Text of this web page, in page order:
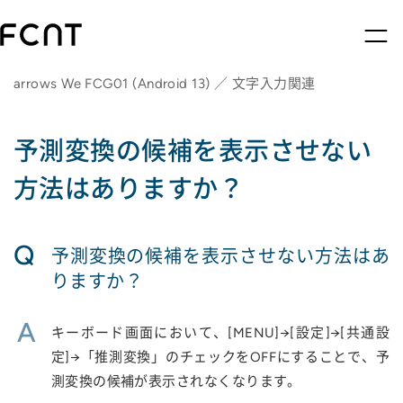
arrows We FCG01 (Android 13) ／ 文字入力関連
予測変換の候補を表示させない
方法はありますか？
Q
予測変換の候補を表示させない方法はあ
りますか？
A
キーボード画面において、[MENU]→[設定]→[共通設
定]→「推測変換」のチェックをOFFにすることで、予
測変換の候補が表示されなくなります。